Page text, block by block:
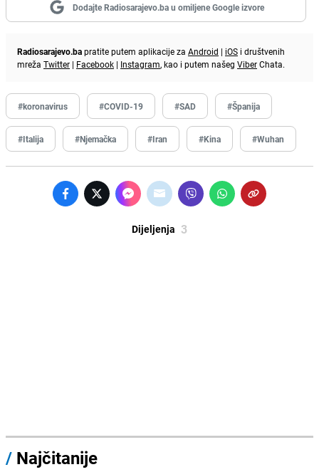
Dodajte Radiosarajevo.ba u omiljene Google izvore
Radiosarajevo.bapratite putem aplikacije za Android | iOS i društvenih
mreža Twitter | Facebook | Instagram, kao i putem našeg ViberChata.
#koronavirus #COVID-19 #SAD #Španija
#Italija #Njemačka #Iran #Kina #Wuhan
Dijeljenja 3
/ Najčitanije